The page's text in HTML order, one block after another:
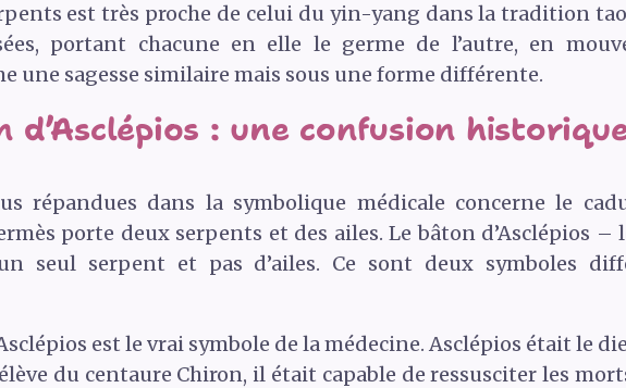
est très proche de celui du yin-yang dans la tradition
portant chacune en elle le germe de l’autre, en
une sagesse similaire mais sous une forme différente.
d’Asclépios : une confusion
répandues dans la symbolique médicale concerne le
porte deux serpents et des ailes. Le bâton d’Asclépios
seul serpent et pas d’ailes. Ce sont deux symboles
est le vrai symbole de la médecine. Asclépios était le
du centaure Chiron, il était capable de ressusciter les